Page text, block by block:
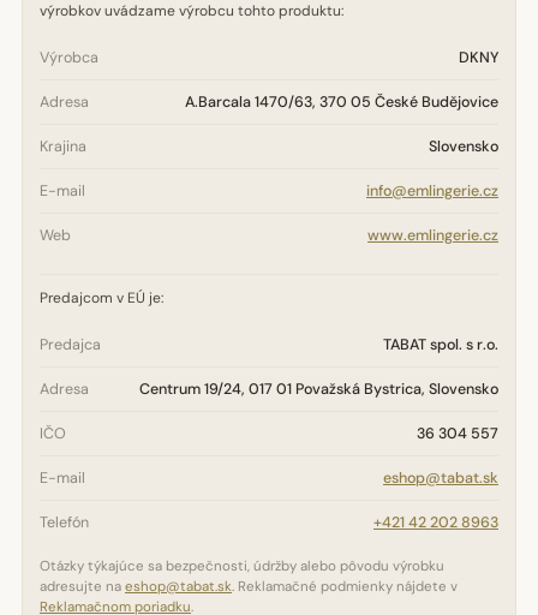
výrobkov uvádzame výrobcu tohto produktu:
Výrobca DKNY
Adresa A.Barcala 1470/63, 370 05 České Budějovice
Krajina Slovensko
E-mail info@emlingerie.cz
Web www.emlingerie.cz
Predajcom v EÚ je:
Predajca TABAT spol. s r.o.
Adresa Centrum 19/24, 017 01 Považská Bystrica, Slovensko
IČO 36 304 557
E-mail eshop@tabat.sk
Telefón +421 42 202 8963
Otázky týkajúce sa bezpečnosti, údržby alebo pôvodu výrobku
adresujte na eshop@tabat.sk. Reklamačné podmienky nájdete v
Reklamačnom poriadku.